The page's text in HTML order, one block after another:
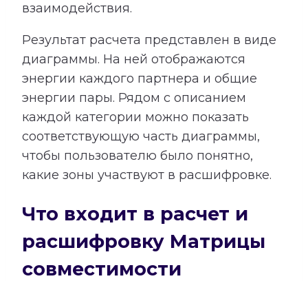
взаимодействия.
Результат расчета представлен в виде
диаграммы. На ней отображаются
энергии каждого партнера и общие
энергии пары. Рядом с описанием
каждой категории можно показать
соответствующую часть диаграммы,
чтобы пользователю было понятно,
какие зоны участвуют в расшифровке.
Что входит в расчет и
расшифровку Матрицы
совместимости